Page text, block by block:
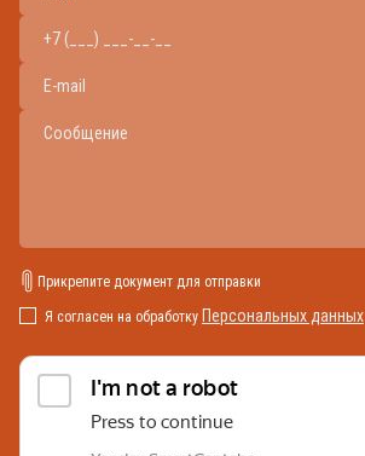
Прикрепите документ для отправки
Я согласен на обработку Персональных данных